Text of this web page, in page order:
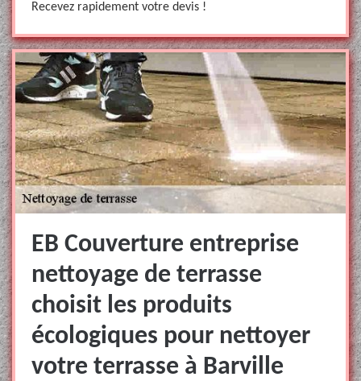
Recevez rapidement votre devis !
EB Couverture entreprise
nettoyage de terrasse
choisit les produits
écologiques pour nettoyer
votre terrasse à Barville